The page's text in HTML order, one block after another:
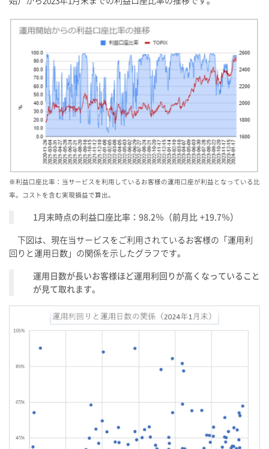
※利益口座比率：当サービスを利用しているお客様の運用口座が利益となっている比
率。コストを含む実現損益で算出。
1月末時点の利益口座比率：98.2％（前月比 +19.7％）
下図は、現在当サービスをご利用されているお客様の「運用利
回りと運用日数」の関係を示したグラフです。
運用日数が長いお客様ほど運用利回りが高くなっていること
が見て取れます。